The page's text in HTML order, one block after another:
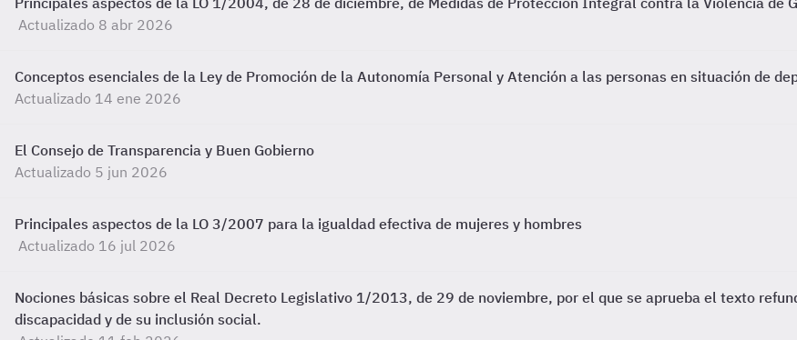
Actualizado 8 abr 2026
Conceptos esenciales de la Ley de Promoción de la Autonomía Personal y Atención a las personas en situación de
Actualizado 14 ene 2026
El Consejo de Transparencia y Buen Gobierno
Actualizado 5 jun 2026
Principales aspectos de la LO 3/2007 para la igualdad efectiva de mujeres y hombres
Actualizado 16 jul 2026
Nociones básicas sobre el Real Decreto Legislativo 1/2013, de 29 de noviembre, por el que se aprueba el texto
discapacidad y de su inclusión social.